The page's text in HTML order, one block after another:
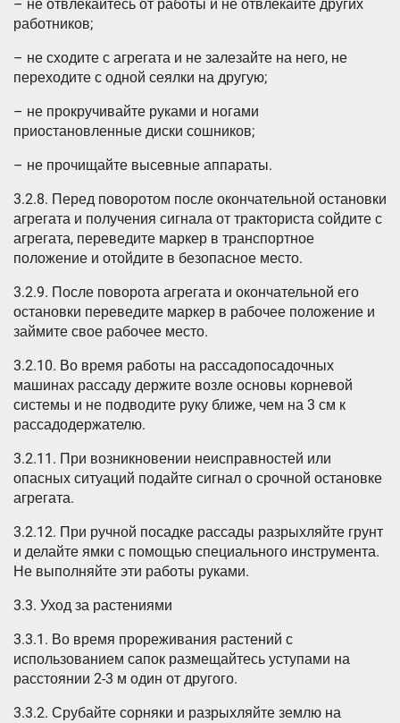
– не отвлекайтесь от работы и не отвлекайте других
работников;
– не сходите с агрегата и не залезайте на него, не
переходите с одной сеялки на другую;
– не прокручивайте руками и ногами
приостановленные диски сошников;
– не прочищайте высевные аппараты.
3.2.8. Перед поворотом после окончательной остановки
агрегата и получения сигнала от тракториста сойдите с
агрегата, переведите маркер в транспортное
положение и отойдите в безопасное место.
3.2.9. После поворота агрегата и окончательной его
остановки переведите маркер в рабочее положение и
займите свое рабочее место.
3.2.10. Во время работы на рассадопосадочных
машинах рассаду держите возле основы корневой
системы и не подводите руку ближе, чем на 3 см к
рассадодержателю.
3.2.11. При возникновении неисправностей или
опасных ситуаций подайте сигнал о срочной остановке
агрегата.
3.2.12. При ручной посадке рассады разрыхляйте грунт
и делайте ямки с помощью специального инструмента.
Не выполняйте эти работы руками.
3.3. Уход за растениями
3.3.1. Во время прореживания растений с
использованием сапок размещайтесь уступами на
расстоянии 2-3 м один от другого.
3.3.2. Срубайте сорняки и разрыхляйте землю на